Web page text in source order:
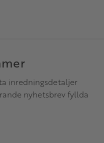
inredningsdetaljer
nyhetsbrev fyllda